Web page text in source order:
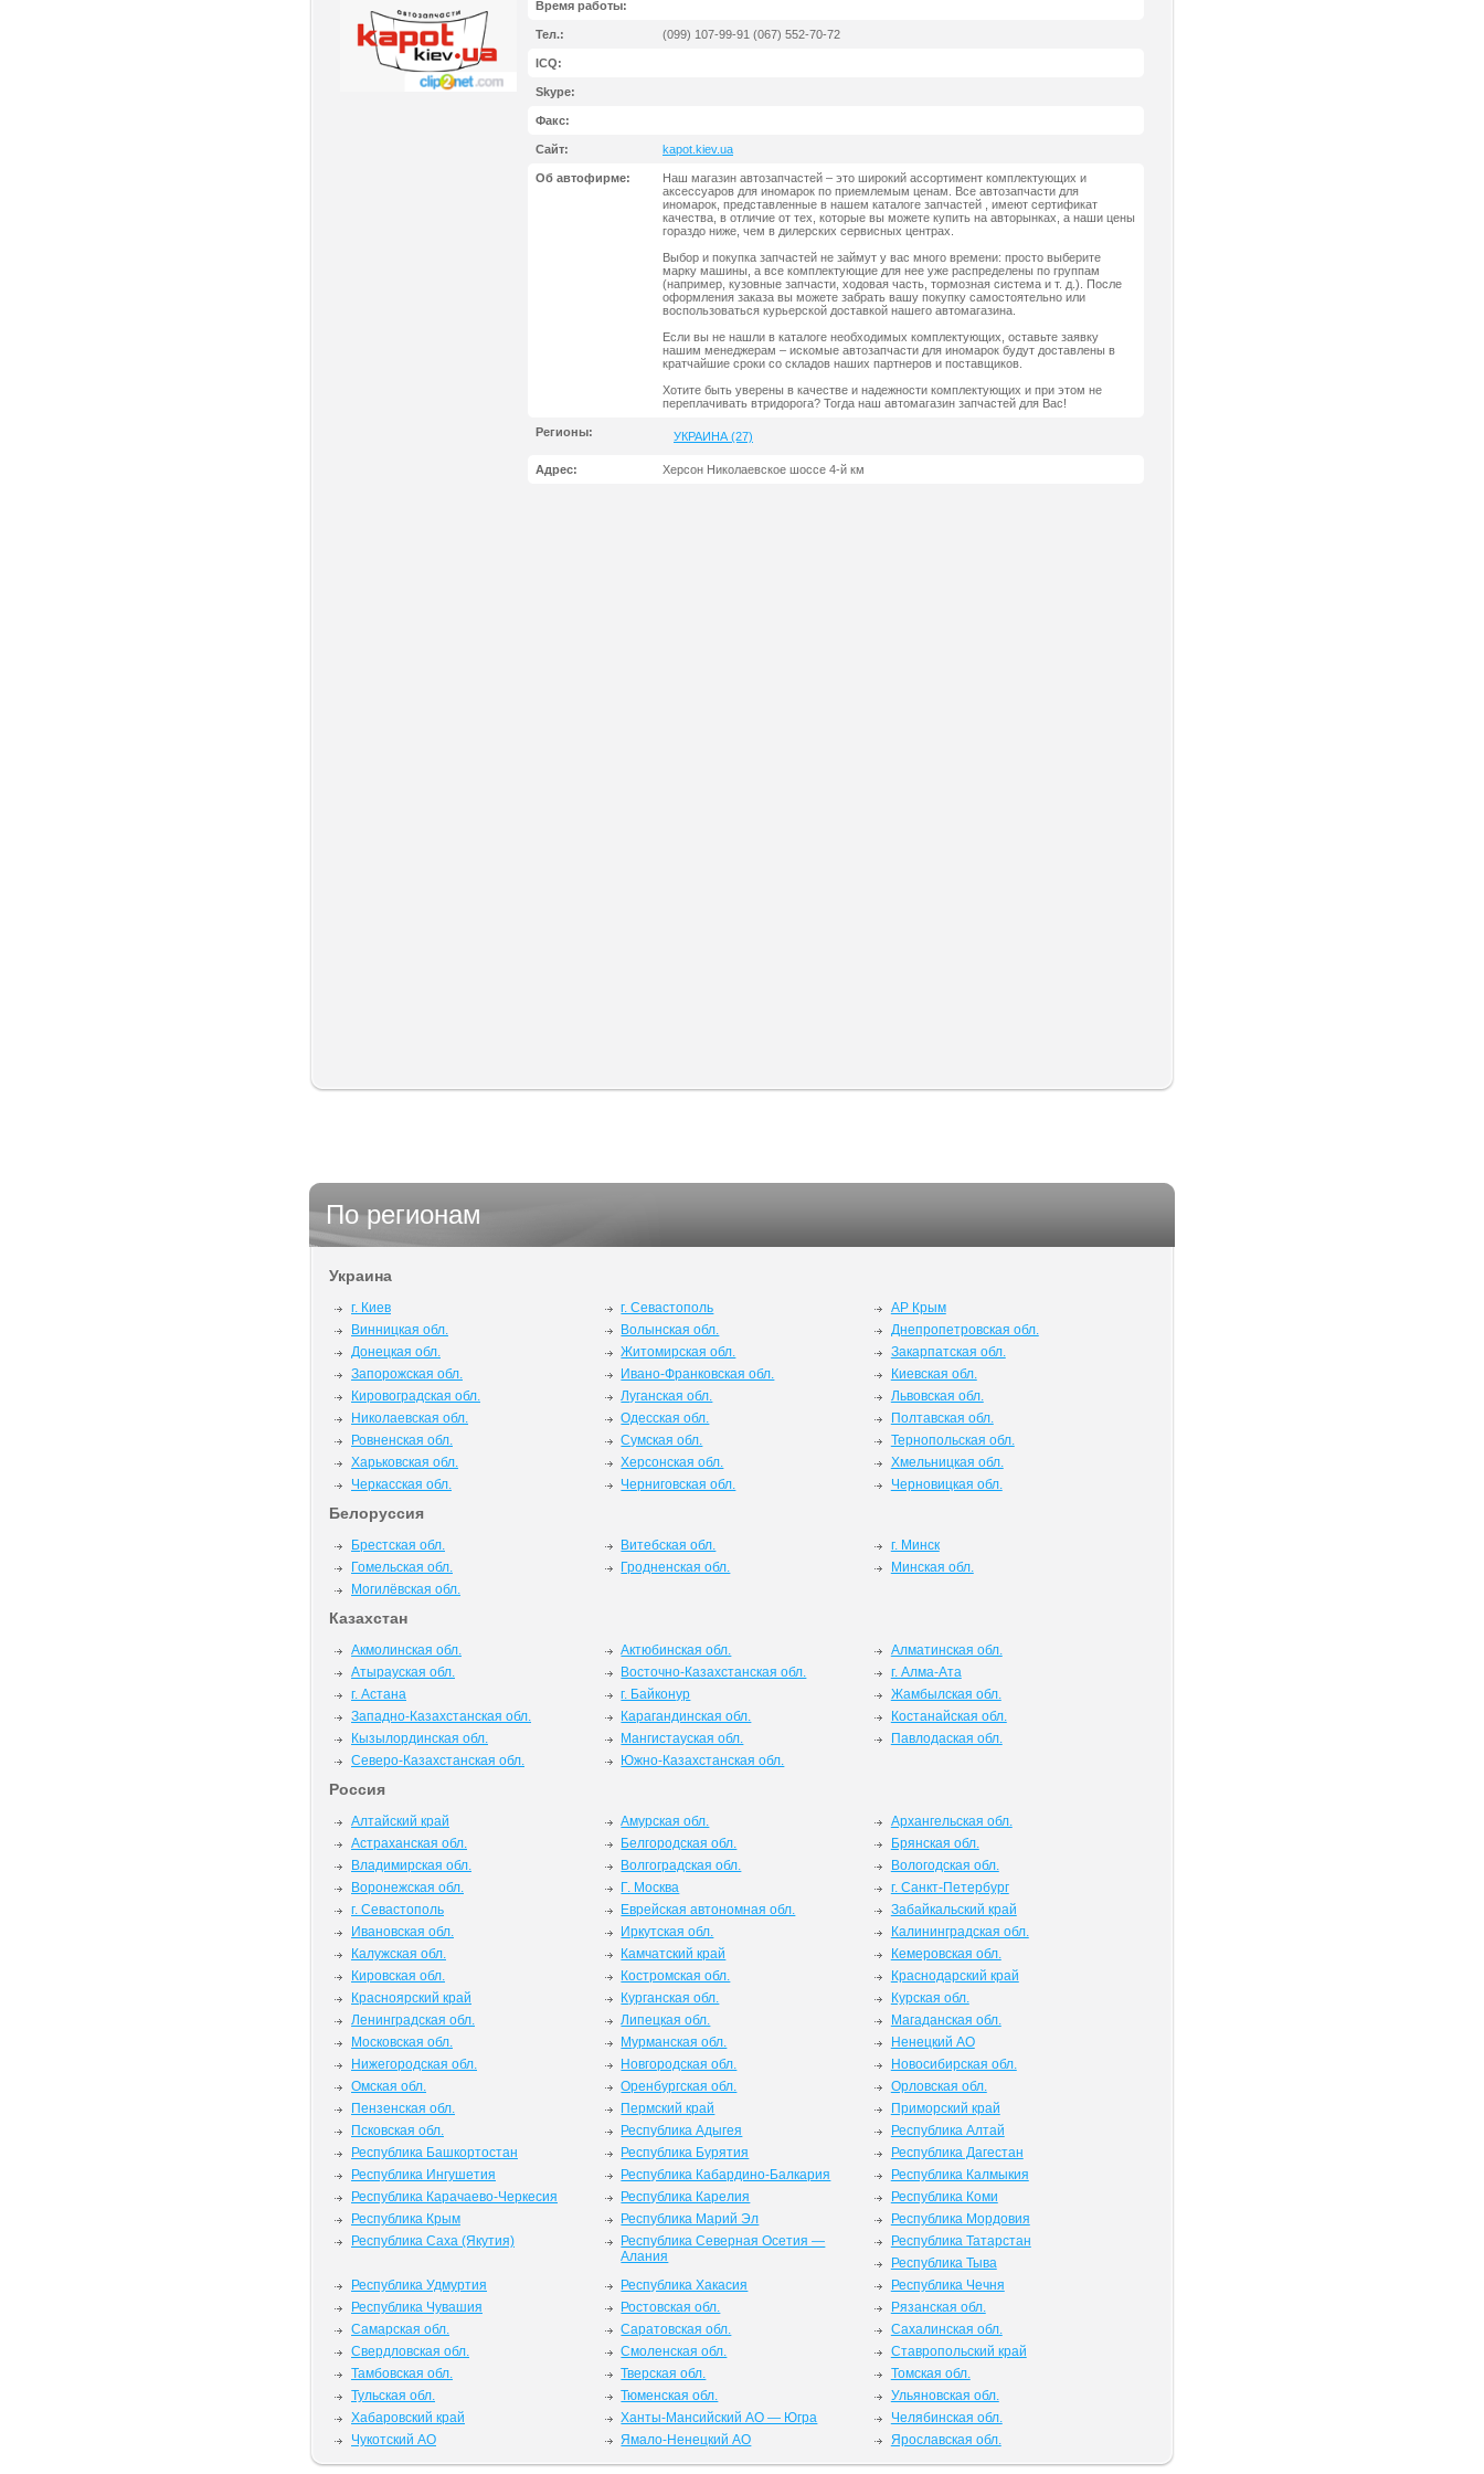
Время работы:
Тел.: (099) 107-99-91 (067) 552-70-72
ICQ:
Skype:
Факс:
Сайт: kapot.kiev.ua
Об автофирме:
Наш магазин автозапчастей – это широкий ассортимент комплектующих и
аксессуаров для иномарок по приемлемым ценам. Все автозапчасти для
иномарок, представленные в нашем каталоге запчастей , имеют сертификат
качества, в отличие от тех, которые вы можете купить на авторынках, а наши цены
гораздо ниже, чем в дилерских сервисных центрах.
Выбор и покупка запчастей не займут у вас много времени: просто выберите
марку машины, а все комплектующие для нее уже распределены по группам
(например, кузовные запчасти, ходовая часть, тормозная система и т. д.). После
оформления заказа вы можете забрать вашу покупку самостоятельно или
воспользоваться курьерской доставкой нашего автомагазина.
Если вы не нашли в каталоге необходимых комплектующих, оставьте заявку
нашим менеджерам – искомые автозапчасти для иномарок будут доставлены в
кратчайшие сроки со складов наших партнеров и поставщиков.
Хотите быть уверены в качестве и надежности комплектующих и при этом не
переплачивать втридорога? Тогда наш автомагазин запчастей для Вас!
Регионы: УКРАИНА (27)
Адрес: Херсон Николаевское шоссе 4-й км
По регионам
Украина
г. Киев г. Севастополь
АР Крым
Винницкая обл.
Волынская обл.
Днепропетровская обл.
Донецкая обл.
Житомирская обл.
Закарпатская обл.
Запорожская обл.
Ивано-Франковская обл.
Киевская обл.
Кировоградская обл.
Луганская обл.
Львовская обл.
Николаевская обл.
Одесская обл.
Полтавская обл.
Ровненская обл.
Сумская обл.
Тернопольская обл.
Харьковская обл.
Херсонская обл.
Хмельницкая обл.
Черкасская обл.
Черниговская обл. Черновицкая обл.
Белоруссия
Брестская обл. Витебская обл.
г. Минск
Гомельская обл.
Гродненская обл.
Минская обл.
Могилёвская обл.
Казахстан
Акмолинская обл. Актюбинская обл.
Алматинская обл.
Атырауская обл.
Восточно-Казахстанская обл.
г. Алма-Ата
г. Астана
г. Байконур
Жамбылская обл.
Западно-Казахстанская обл.
Карагандинская обл.
Костанайская обл.
Кызылординская обл.
Мангистауская обл.
Павлодаская обл.
Северо-Казахстанская обл.
Южно-Казахстанская обл.
Россия
Алтайский край Амурская обл.
Архангельская обл.
Астраханская обл.
Белгородская обл.
Брянская обл.
Владимирская обл.
Волгоградская обл.
Вологодская обл.
Воронежская обл.
Г. Москва
г. Санкт-Петербург
г. Севастополь
Еврейская автономная обл.
Забайкальский край
Ивановская обл.
Иркутская обл.
Калининградская обл.
Калужская обл.
Камчатский край
Кемеровская обл.
Кировская обл.
Костромская обл.
Краснодарский край
Красноярский край
Курганская обл.
Курская обл.
Ленинградская обл.
Липецкая обл.
Магаданская обл.
Московская обл.
Мурманская обл.
Ненецкий АО
Нижегородская обл.
Новгородская обл.
Новосибирская обл.
Омская обл.
Оренбургская обл.
Орловская обл.
Пензенская обл.
Пермский край
Приморский край
Псковская обл.
Республика Адыгея
Республика Алтай
Республика Башкортостан
Республика Бурятия
Республика Дагестан
Республика Ингушетия
Республика Кабардино-Балкария
Республика Калмыкия
Республика Карачаево-Черкесия
Республика Карелия
Республика Коми
Республика Крым
Республика Марий Эл
Республика Мордовия
Республика Саха (Якутия)
Республика Северная Осетия —
Алания
Республика Татарстан
Республика Тыва
Республика Удмуртия
Республика Хакасия
Республика Чечня
Республика Чувашия
Ростовская обл.
Рязанская обл.
Самарская обл.
Саратовская обл.
Сахалинская обл.
Свердловская обл.
Смоленская обл.
Ставропольский край
Тамбовская обл.
Тверская обл.
Томская обл.
Тульская обл.
Тюменская обл.
Ульяновская обл.
Хабаровский край
Ханты-Мансийский АО — Югра
Челябинская обл.
Чукотский АО
Ямало-Ненецкий АО Ярославская обл.